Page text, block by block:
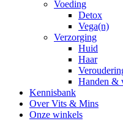
Voeding
Detox
Vega(n)
Verzorging
Huid
Haar
Handen &
Kennisbank
Over Vits & Mins
Onze winkels